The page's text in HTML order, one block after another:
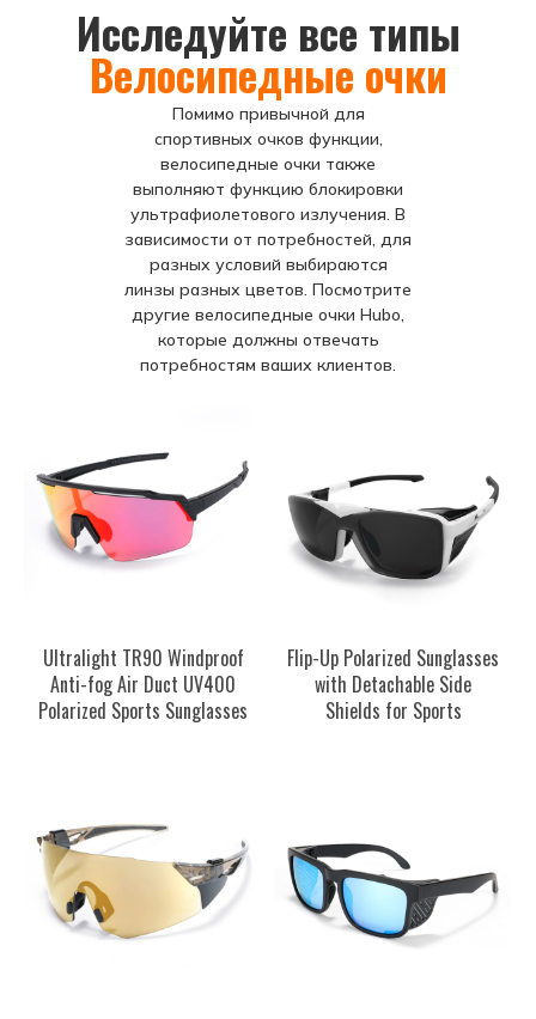
Исследуйте все типы
Велосипедные очки
Помимо привычной для
спортивных очков функции,
велосипедные очки также
выполняют функцию блокировки
ультрафиолетового излучения. В
зависимости от потребностей, для
разных условий выбираются
линзы разных цветов. Посмотрите
другие велосипедные очки Hubo,
которые должны отвечать
потребностям ваших клиентов.
Ultralight TR90 Windproof
Anti-fog Air Duct UV400
Polarized Sports Sunglasses
Flip-Up Polarized Sunglasses
with Detachable Side
Shields for Sports